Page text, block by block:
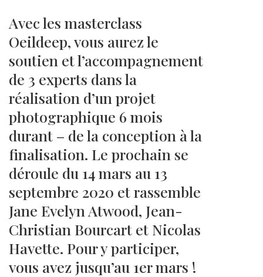
Avec les masterclass
Oeildeep, vous aurez le
soutien et l’accompagnement
de 3 experts dans la
réalisation d’un projet
photographique 6 mois
durant – de la conception à la
finalisation. Le prochain se
déroule du 14 mars au 13
septembre 2020 et rassemble
Jane Evelyn Atwood, Jean-
Christian Bourcart et Nicolas
Havette. Pour y participer,
vous avez jusqu’au 1er mars !